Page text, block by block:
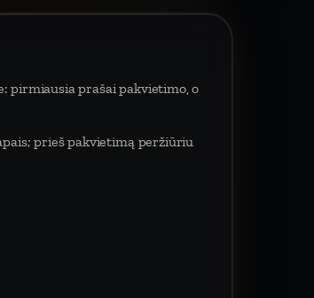
pirmiausia prašai pakvietimo, o
prieš pakvietimą peržiūriu